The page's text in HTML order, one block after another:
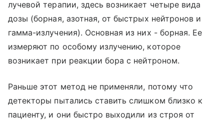
лучевой терапии, здесь возникает четыре вида
дозы (борная, азотная, от быстрых нейтронов и
гамма-излучения). Основная из них - борная. Ее
измеряют по особому излучению, которое
возникает при реакции бора с нейтроном.
Раньше этот метод не применяли, потому что
детекторы пытались ставить слишком близко к
пациенту, и они быстро выходили из строя от